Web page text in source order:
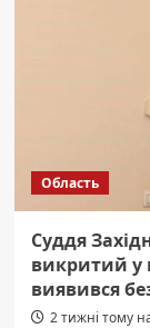
Область
Суддя
викритий у
виявився
2 тижні тому